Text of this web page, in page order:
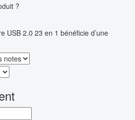
?
USB 2.0 23 en 1 bénéficie d’une